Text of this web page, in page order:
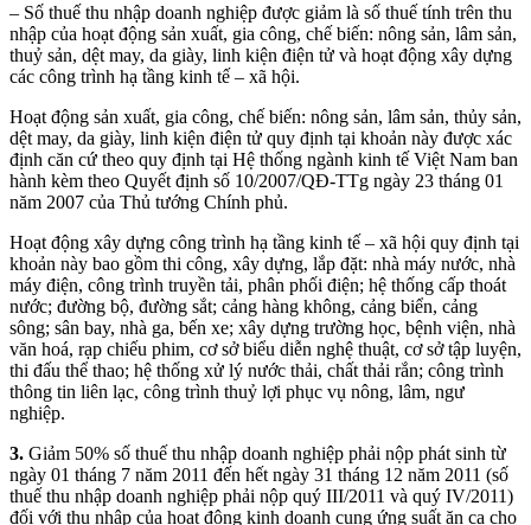
– Số thuế thu nhập doanh nghiệp được giảm là số thuế tính trên thu
nhập của hoạt động sản xuất, gia công, chế biến: nông sản, lâm sản,
thuỷ sản, dệt may, da giày, linh kiện điện tử và hoạt động xây dựng
các công trình hạ tầng kinh tế – xã hội.
Hoạt động sản xuất, gia công, chế biến: nông sản, lâm sản, thủy sản,
dệt may, da giày, linh kiện điện tử quy định tại khoản này được xác
định căn cứ theo quy định tại Hệ thống ngành kinh tế Việt Nam ban
hành kèm theo Quyết định số 10/2007/QĐ-TTg ngày 23 tháng 01
năm 2007 của Thủ tướng Chính phủ.
Hoạt động xây dựng công trình hạ tầng kinh tế – xã hội quy định tại
khoản này bao gồm thi công, xây dựng, lắp đặt: nhà máy nước, nhà
máy điện, công trình truyền tải, phân phối điện; hệ thống cấp thoát
nước; đường bộ, đường sắt; cảng hàng không, cảng biển, cảng
sông; sân bay, nhà ga, bến xe; xây dựng trường học, bệnh viện, nhà
văn hoá, rạp chiếu phim, cơ sở biểu diễn nghệ thuật, cơ sở tập luyện,
thi đấu thể thao; hệ thống xử lý nước thải, chất thải rắn; công trình
thông tin liên lạc, công trình thuỷ lợi phục vụ nông, lâm, ngư
nghiệp.
3. Giảm 50% số thuế thu nhập doanh nghiệp phải nộp phát sinh từ
ngày 01 tháng 7 năm 2011 đến hết ngày 31 tháng 12 năm 2011 (số
thuế thu nhập doanh nghiệp phải nộp quý III/2011 và quý IV/2011)
đối với thu nhập của hoạt động kinh doanh cung ứng suất ăn ca cho